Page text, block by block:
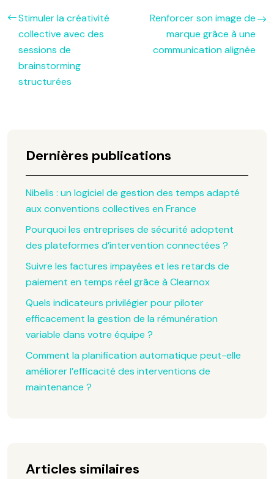
Stimuler la créativité
collective avec des
sessions de
brainstorming
structurées
Renforcer son image de
marque grâce à une
communication alignée
Dernières publications
Nibelis : un logiciel de gestion des temps adapté
aux conventions collectives en France
Pourquoi les entreprises de sécurité adoptent
des plateformes d’intervention connectées ?
Suivre les factures impayées et les retards de
paiement en temps réel grâce à Clearnox
Quels indicateurs privilégier pour piloter
efficacement la gestion de la rémunération
variable dans votre équipe ?
Comment la planification automatique peut-elle
améliorer l’efficacité des interventions de
maintenance ?
Articles similaires